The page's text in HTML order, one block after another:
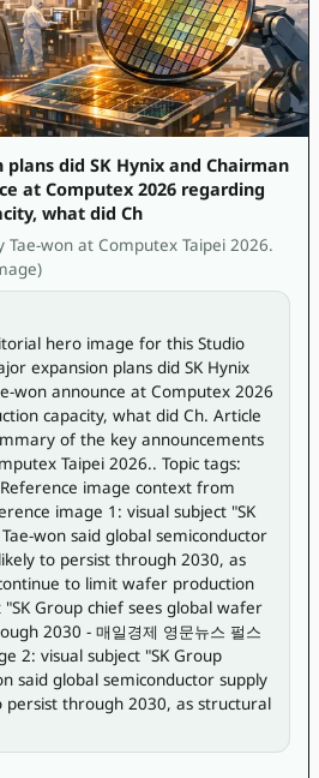
did SK Hynix and Chairman
at Computex 2026 regarding
what did Ch
Tae-won at Computex Taipei 2026.
hero image for this Studio
expansion plans did SK Hynix
won announce at Computex 2026
capacity, what did Ch. Article
of the key announcements
Taipei 2026.. Topic tags:
image context from
image 1: visual subject "SK
won said global semiconductor
to persist through 2030, as
to limit wafer production
Group chief sees global wafer
2030 - 매일경제 영문뉴스 펄스
2: visual subject "SK Group
said global semiconductor supply
persist through 2030, as structural